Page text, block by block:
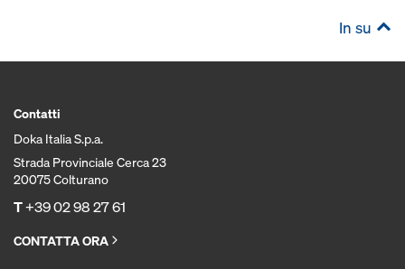
In su
Contatti
Doka Italia S.p.a.
Strada Provinciale Cerca 23
20075 Colturano
T+39 02 98 27 61
CONTATTA ORA